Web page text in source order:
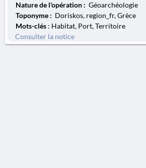
Nature de l'opération : Géoarchéologie
Toponyme : Doriskos, region_fr, Grèce
Mots-clés : Habitat, Port, Territoire
Consulter la notice